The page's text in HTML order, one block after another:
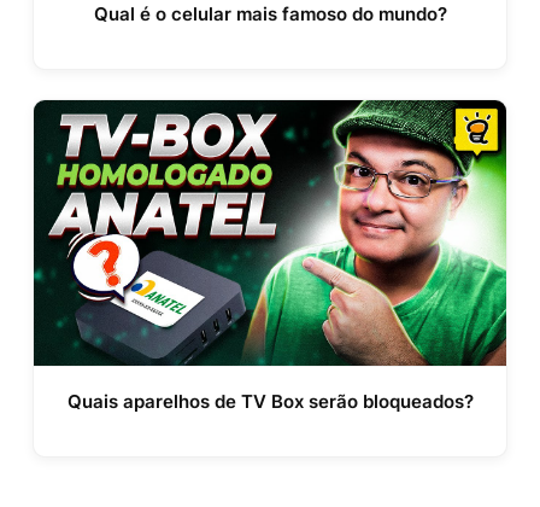
Qual é o celular mais famoso do mundo?
Quais aparelhos de TV Box serão bloqueados?